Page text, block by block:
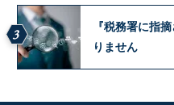
3
『税務署に指
りません